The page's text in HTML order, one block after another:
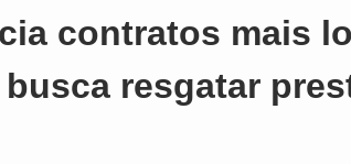
contratos mais
resgatar